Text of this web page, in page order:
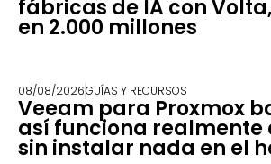
fábricas de IA con
en 2.000 millones
08/08/2026GUÍAS Y RECURSOS
Veeam para Proxmox
así funciona realmente
sin instalar nada en el